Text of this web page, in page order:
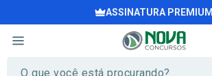
ASSINATURA PREMIUM